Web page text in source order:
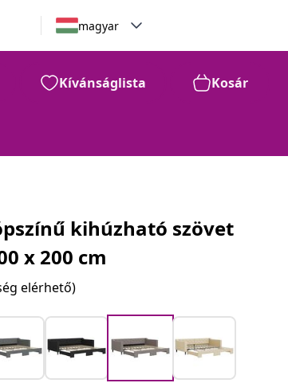
magyar
Kívánságlista Kosár
kihúzható szövet
x 200 cm
elérhető)